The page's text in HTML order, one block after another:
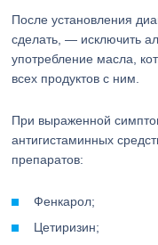
После установления
сделать, — исключить
употребление масла,
всех продуктов с ним.
При выраженной
антигистаминных
препаратов:
Фенкарол;
Цетиризин;